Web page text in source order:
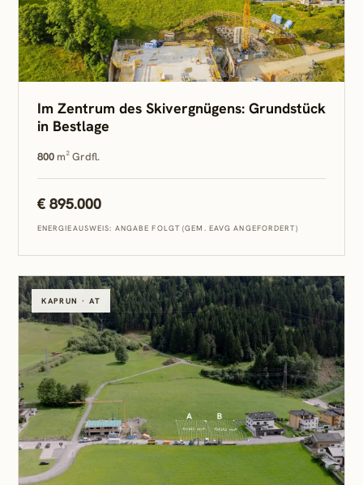
Im Zentrum des Skivergnügens: Grundstück
in Bestlage
800 m² Grdfl.
€ 895.000
ENERGIEAUSWEIS: ANGABE FOLGT (GEM. EAVG ANGEFORDERT)
KAPRUN · AT